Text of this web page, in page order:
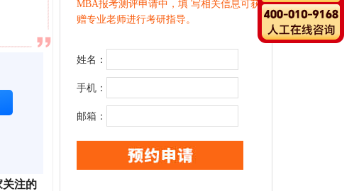
关注的
MBA报考测评申请中，填 写相关信息可获
赠专业老师进行考研指导。
姓名：
手机：
邮箱：